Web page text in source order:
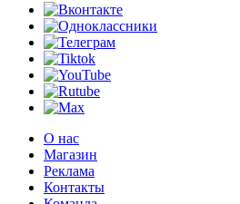
О нас
Магазин
Реклама
Контакты